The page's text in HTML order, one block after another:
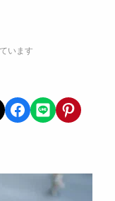
います
Share on Facebook
Share on LINEShare on